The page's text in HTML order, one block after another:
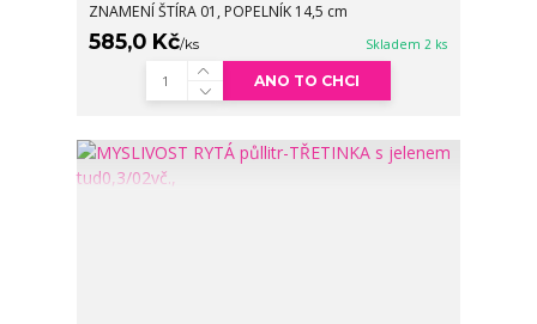
ZNAMENÍ ŠTÍRA 01, POPELNÍK 14,5 cm
585,0 Kč/ks Skladem 2 ks
ANO TO CHCI